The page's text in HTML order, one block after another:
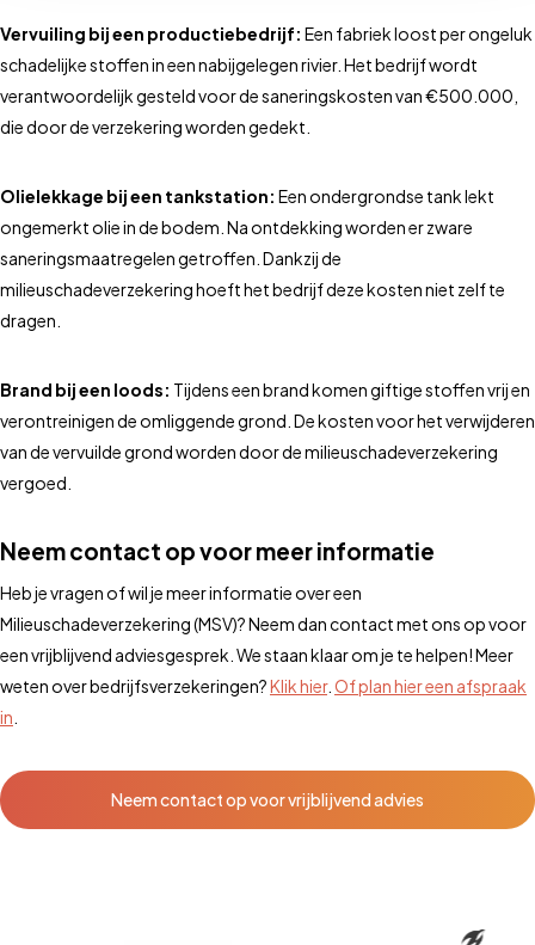
Vervuiling bij een productiebedrijf: Een fabriek loost per ongeluk
schadelijke stoffen in een nabijgelegen rivier. Het bedrijf wordt
verantwoordelijk gesteld voor de saneringskosten van €500.000,
die door de verzekering worden gedekt.
Olielekkage bij een tankstation: Een ondergrondse tank lekt
ongemerkt olie in de bodem. Na ontdekking worden er zware
saneringsmaatregelen getroffen. Dankzij de
milieuschadeverzekering hoeft het bedrijf deze kosten niet zelf te
dragen.
Brand bij een loods: Tijdens een brand komen giftige stoffen vrij en
verontreinigen de omliggende grond. De kosten voor het verwijderen
van de vervuilde grond worden door de milieuschadeverzekering
vergoed.
Neem contact op voor meer informatie
Heb je vragen of wil je meer informatie over een
Milieuschadeverzekering (MSV)? Neem dan contact met ons op voor
een vrijblijvend adviesgesprek. We staan klaar om je te helpen! Meer
weten over bedrijfsverzekeringen?Klik hier. Of plan hier een afspraak
in
Neem contact op voor vrijblijvend advies